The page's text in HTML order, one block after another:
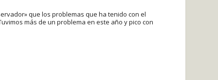
que los problemas que ha tenido con el
más de un problema en este año y pico con